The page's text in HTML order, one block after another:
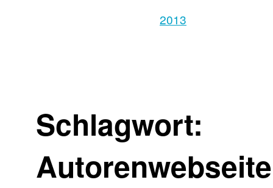
2013
Schlagwort:
Autorenwebseite